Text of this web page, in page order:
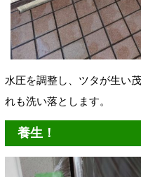
水圧を調整し、ツタが生い
れも洗い落とします。
養生！